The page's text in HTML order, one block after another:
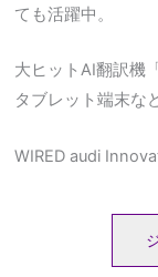
ても活躍中。
大ヒットAI翻訳機
タブレット端末な
WIRED audi